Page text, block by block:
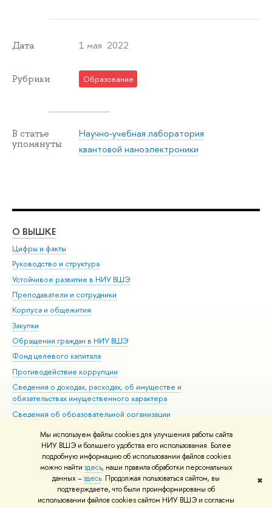
Мы используем файлы cookies для улучшения работы сайта
НИУ ВШЭ и большего удобства его использования. Более
подробную информацию об использовании файлов cookies
можно найти здесь, наши правила обработки персональных
данных –здесь. Продолжая пользоваться сайтом, вы
подтверждаете, что были проинформированы об
использовании файлов cookies сайтом НИУ ВШЭ и согласны
✖
Дата 1 мая 2022
Рубрики Образование
В статье
упомянуты
Научно-учебная лаборатория
квантовой наноэлектроники
О ВЫШКЕ
Цифры и факты
Руководство и структура
Устойчивое развитие в НИУ ВШЭ
Преподаватели и сотрудники
Корпуса и общежития
Закупки
Обращения граждан в НИУ ВШЭ
Фонд целевого капитала
Противодействие коррупции
Сведения о доходах, расходах, об имуществе и
обязательствах имущественного характера
Сведения об образовательной организации
Людям с ограниченными возможностями здоровья
Единая платежная страница
Работа в Вышке
© НИУ ВШЭ 1993–2026 Адреса и контакты Условия использования